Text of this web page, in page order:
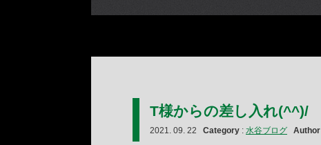
T様からの差し入れ(^^)/
2021. 09. 22 Category : 水谷ブログ Author